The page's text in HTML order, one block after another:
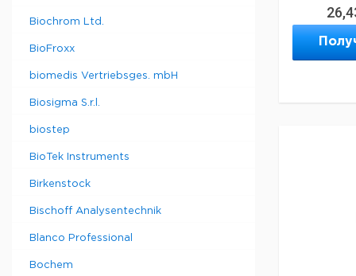
Biochrom Ltd.
BioFroxx
biomedis Vertriebsges. mbH
Biosigma S.r.l.
biostep
BioTek Instruments
Birkenstock
Bischoff Analysentechnik
Blanco Professional
Bochem
Объем